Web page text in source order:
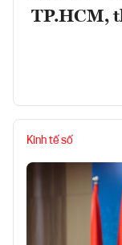
TP.HCM,
Kinh tế số